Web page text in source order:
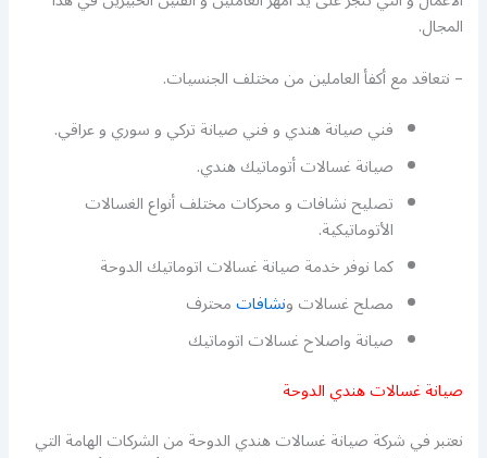
المجال.
– نتعاقد مع أكفأ العاملين من مختلف الجنسيات.
فني صيانة هندي و فني صيانة تركي و سوري و عراقي.
صيانة غسالات أتوماتيك هندي.
تصليح نشافات و محركات مختلف أنواع الغسالات
الأتوماتيكية.
كما نوفر خدمة صيانة غسالات اتوماتيك الدوحة
مصلح غسالات ونشافاتمحترف
صيانة واصلاح غسالات اتوماتيك
صيانة غسالات هندي الدوحة
نعتبر في شركة صيانة غسالات هندي الدوحة من الشركات الهامة التي